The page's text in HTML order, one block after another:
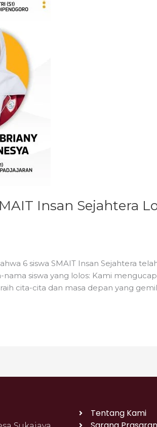
Insan Sejahtera
6 siswa SMAIT Insan Sejahtera
siswa yang lolos: Kami
cita-cita dan masa depan yang
Tentang Kami